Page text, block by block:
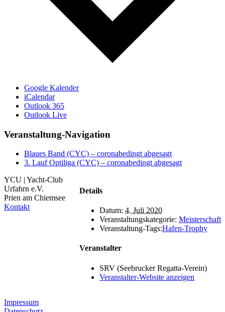
Google Kalender
iCalendar
Outlook 365
Outlook Live
Veranstaltung-Navigation
Blaues Band (CYC) – coronabedingt abgesagt
3. Lauf Optiliga (CYC) – coronabedingt abgesagt
Details
Datum: 4. Juli 2020
Veranstaltungskategorie: Meisterschaft
Veranstaltung-Tags:Hafen-Trophy
Veranstalter
SRV (Seebrucker Regatta-Verein)
Veranstalter-Website anzeigen
YCU | Yacht-Club
Urfahrn e.V.
Prien am Chiemsee
Kontakt
Impressum